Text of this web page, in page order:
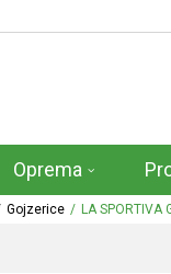
Oprema
Gojzerice LA SPORTIVA